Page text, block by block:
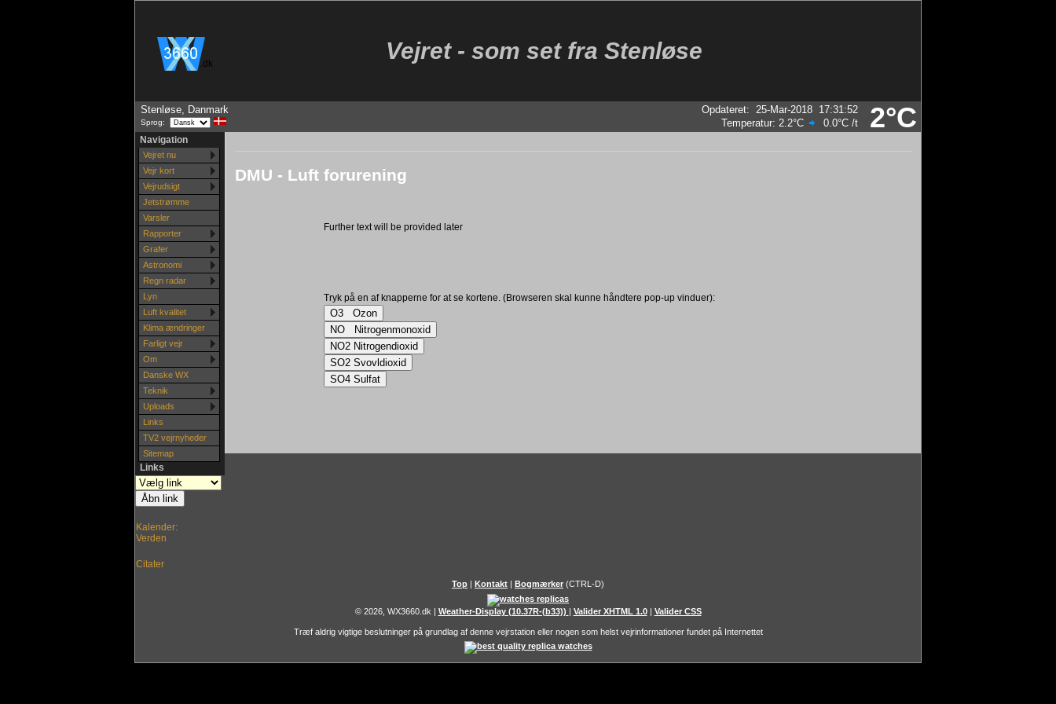
.dk Vejret - som set fra Stenløse
2°C
Stenløse, Danmark
Sprog:
Opdateret: 25-Mar-2018 17:31:52
Temperatur: 2.2°C 0.0°C /t
Navigation
Vejret nu
Vejr kort
Vejrudsigt
Jetstrømme
Varsler
Rapporter
Grafer
Astronomi
Regn radar
Lyn
Luft kvalitet
Klima ændringer
Farligt vejr
Om
Danske WX
Teknik
Uploads
Links
TV2 vejrnyheder
Sitemap
Links
Kalender:
Verden
Citater
DMU - Luft forurening
Further text will be provided later
Tryk på en af knapperne for at se kortene. (Browseren skal kunne håndtere pop-up vinduer):
Top | Kontakt | Bogmærker (CTRL-D)
© 2026, WX3660.dk | Weather-Display (10.37R-(b33)) | Valider XHTML 1.0| Valider CSS
Træf aldrig vigtige beslutninger på grundlag af denne vejrstation eller nogen som helst vejrinformationer fundet på Internettet